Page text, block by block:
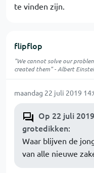
te vinden zijn.
flipflop
"We cannot solve our
created them" - Albert
maandag 22 juli 2019
Op 22 juli
grotedikken:
Waar blijven de
van alle nieuwe